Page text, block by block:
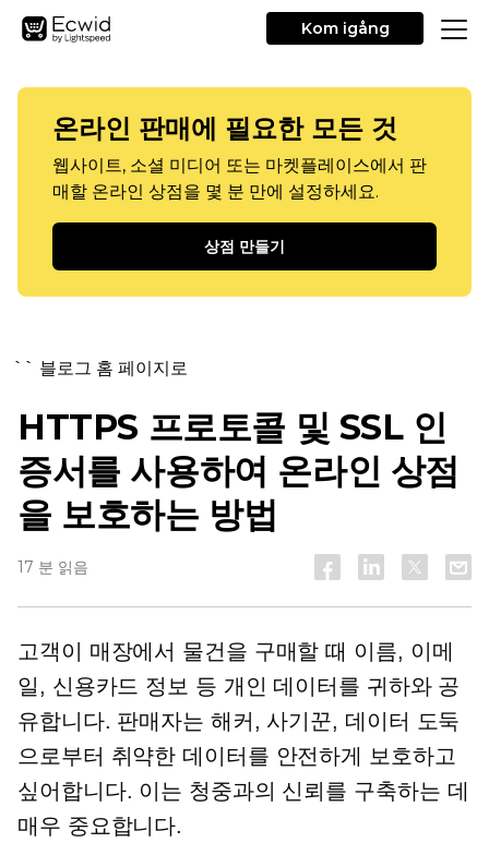
Kom igång
온라인 판매에 필요한 모든 것
웹사이트, 소셜 미디어 또는 마켓플레이스에서 판
매할 온라인 상점을 몇 분 만에 설정하세요.
상점 만들기
`` 블로그 홈 페이지로
HTTPS 프로토콜 및 SSL 인
증서를 사용하여 온라인 상점
을 보호하는 방법
17 분 읽음
고객이 매장에서 물건을 구매할 때 이름, 이메
일, 신용카드 정보 등 개인 데이터를 귀하와 공
유합니다. 판매자는 해커, 사기꾼, 데이터 도둑
으로부터 취약한 데이터를 안전하게 보호하고
싶어합니다. 이는 청중과의 신뢰를 구축하는 데
매우 중요합니다.